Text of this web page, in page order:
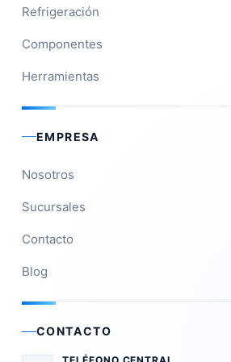
Refrigeración
Componentes
Herramientas
EMPRESA
Nosotros
Sucursales
Contacto
Blog
CONTACTO